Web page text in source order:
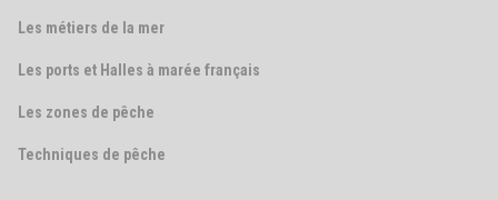
Les métiers de la mer
Les ports et Halles à marée français
Les zones de pêche
Techniques de pêche